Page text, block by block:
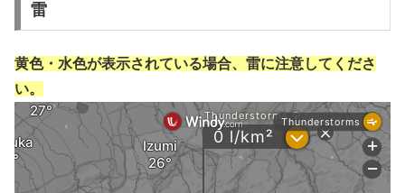
雷
黄色・水色が表示されている場合、雷に注意してくださ
い。